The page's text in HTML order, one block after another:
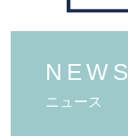
NEWS
ニュース